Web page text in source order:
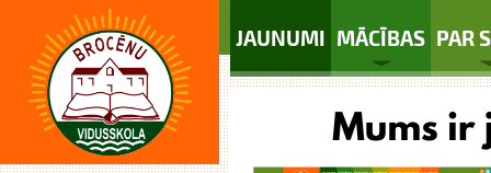
JAUNUMI MĀCĪBAS PAR